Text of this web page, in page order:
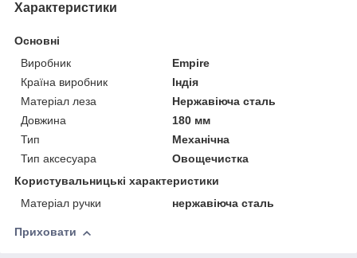
Характеристики
Основні
Виробник
Empire
Країна виробник
Індія
Матеріал леза
Нержавіюча сталь
Довжина
180 мм
Тип
Механічна
Тип аксесуара
Овощечистка
Користувальницькі характеристики
Матеріал ручки
нержавіюча сталь
Приховати